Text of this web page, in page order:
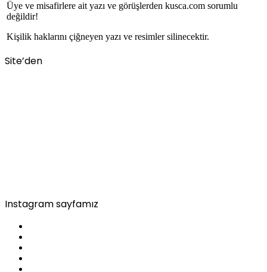
Üye ve misafirlere ait yazı ve görüşlerden kusca.com sorumlu
değildir!
Kişilik haklarını çiğneyen yazı ve resimler silinecektir.
Site’den
Instagram sayfamız